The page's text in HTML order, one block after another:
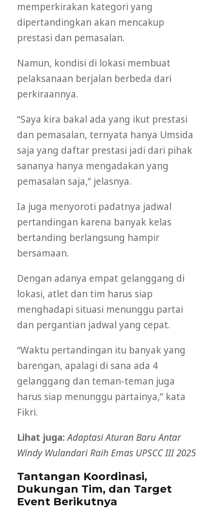
memperkirakan kategori yang
dipertandingkan akan mencakup
prestasi dan pemasalan.
Namun, kondisi di lokasi membuat
pelaksanaan berjalan berbeda dari
perkiraannya.
“Saya kira bakal ada yang ikut prestasi
dan pemasalan, ternyata hanya Umsida
saja yang daftar prestasi jadi dari pihak
sananya hanya mengadakan yang
pemasalan saja,” jelasnya.
Ia juga menyoroti padatnya jadwal
pertandingan karena banyak kelas
bertanding berlangsung hampir
bersamaan.
Dengan adanya empat gelanggang di
lokasi, atlet dan tim harus siap
menghadapi situasi menunggu partai
dan pergantian jadwal yang cepat.
“Waktu pertandingan itu banyak yang
barengan, apalagi di sana ada 4
gelanggang dan teman-teman juga
harus siap menunggu partainya,” kata
Fikri.
Lihat juga:Adaptasi Aturan Baru Antar
Windy Wulandari Raih Emas UPSCC III 2025
Tantangan Koordinasi,
Dukungan Tim, dan Target
Event Berikutnya